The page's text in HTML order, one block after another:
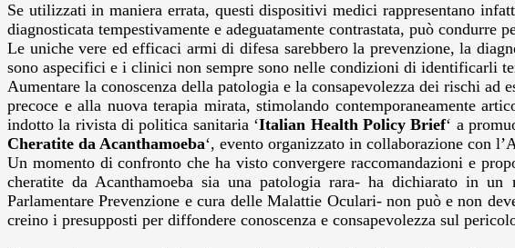
Se utilizzati in maniera errata, questi dispositivi medici rappresentano
diagnosticata tempestivamente e adeguatamente contrastata, può condurre
Le uniche vere ed efficaci armi di difesa sarebbero la prevenzione, la
sono aspecifici e i clinici non sempre sono nelle condizioni di identificarli
Aumentare la conoscenza della patologia e la consapevolezza dei rischi
precoce e alla nuova terapia mirata, stimolando contemporaneamente
indotto la rivista di politica sanitaria ‘Italian Health Policy Brief‘ a
Cheratite da Acanthamoeba‘, evento organizzato in collaborazione con
Un momento di confronto che ha visto convergere raccomandazioni e
cheratite da Acanthamoeba sia una patologia rara- ha dichiarato in un
Parlamentare Prevenzione e cura delle Malattie Oculari- non può e non
creino i presupposti per diffondere conoscenza e consapevolezza sul